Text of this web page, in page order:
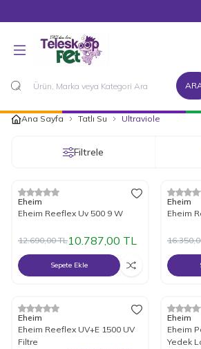
Ana Sayfa Tatlı Su Ultraviole
Filtrele
%15İndirim
Eheim
Eheim Reeflex Uv 500 9 W
12.690,00TL10.787,00 TL
Sepete Ekle
%15
Eheim
Eheim
%20İndirim
Yeni
Eheim
Eheim Reeflex UV+E 1500 UV
Filtre
%15
Eheim
Eheim
Yedek